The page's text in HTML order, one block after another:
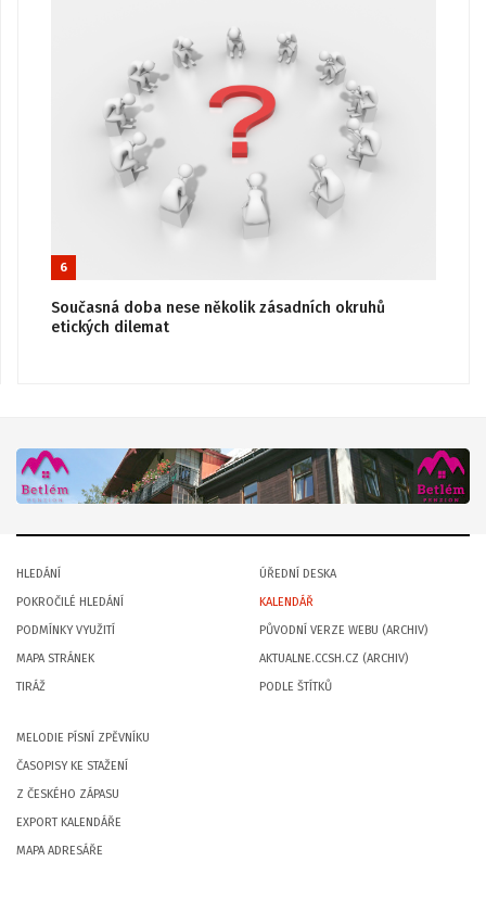
6
Současná doba nese několik zásadních okruhů
etických dilemat
HLEDÁNÍ
POKROČILÉ HLEDÁNÍ
PODMÍNKY VYUŽITÍ
MAPA STRÁNEK
TIRÁŽ
ÚŘEDNÍ DESKA
KALENDÁŘ
PŮVODNÍ VERZE WEBU (ARCHIV)
AKTUALNE.CCSH.CZ (ARCHIV)
PODLE ŠTÍTKŮ
MELODIE PÍSNÍ ZPĚVNÍKU
ČASOPISY KE STAŽENÍ
Z ČESKÉHO ZÁPASU
EXPORT KALENDÁŘE
MAPA ADRESÁŘE